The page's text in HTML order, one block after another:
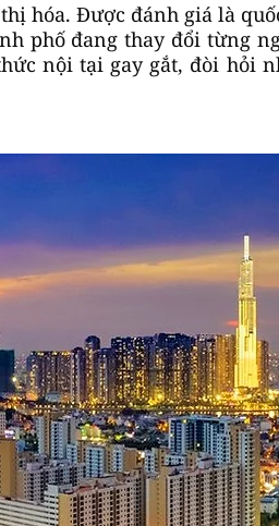
hóa. Được đánh giá là
phố đang thay đổi từng
nội tại gay gắt, đòi hỏi